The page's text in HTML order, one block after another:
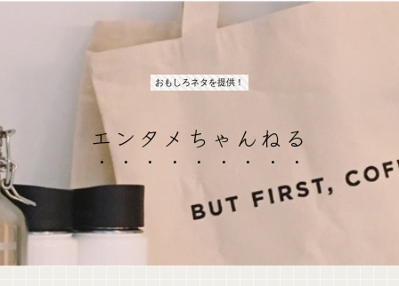
おもしろネタを提供！
エンタメちゃんねる